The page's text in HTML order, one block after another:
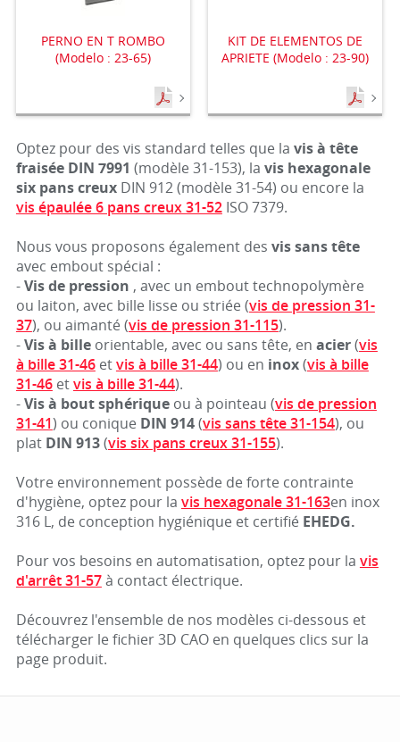
PERNO EN T ROMBO
(Modelo : 23-65)
KIT DE ELEMENTOS DE
APRIETE (Modelo : 23-90)
Optez pour des vis standard telles que la vis à tête
fraisée DIN 7991 (modèle 31-153), la vis hexagonale
six pans creuxDIN 912 (modèle 31-54) ou encore la
vis épaulée 6 pans creux 31-52ISO 7379.
Nous vous proposons également des vis sans tête
avec embout spécial :
-Vis de pression , avec un embout technopolymère
ou laiton, avec bille lisse ou striée (vis de pression 31-
37), ou aimanté (vis de pression 31-115).
-Vis à bille orientable, avec ou sans tête, en acier(vis
à bille 31-46etvis à bille 31-44) ou en inox(vis à bille
31-46etvis à bille 31-44).
-Vis à bout sphériqueou à pointeau (vis de pression
31-41) ou conique DIN 914(vis sans tête 31-154), ou
plat DIN 913(vis six pans creux 31-155).
Votre environnement possède de forte contrainte
d'hygiène, optez pour la vis hexagonale 31-163en inox
316 L, de conception hygiénique et certifié EHEDG.
Pour vos besoins en automatisation, optez pour la vis
d'arrêt 31-57à contact électrique.
Découvrez l'ensemble de nos modèles ci-dessous et
télécharger le fichier 3D CAO en quelques clics sur la
page produit.